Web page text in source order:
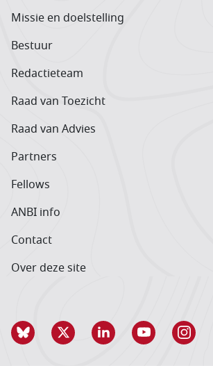
Missie en doelstelling
Bestuur
Redactieteam
Raad van Toezicht
Raad van Advies
Partners
Fellows
ANBI info
Contact
Over deze site